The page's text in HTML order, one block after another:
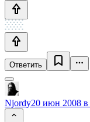
Ответить
Njordy20 июн 2008 в